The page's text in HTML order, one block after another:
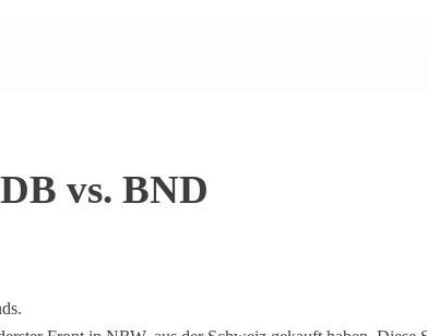
vs. BND